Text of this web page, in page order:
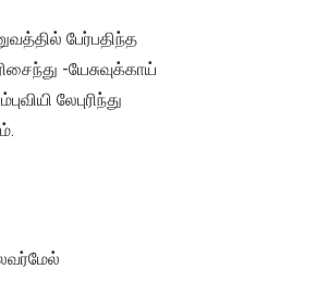
பேர்பதிந்த
-யேசுவுக்காய்
லேபுரிந்து